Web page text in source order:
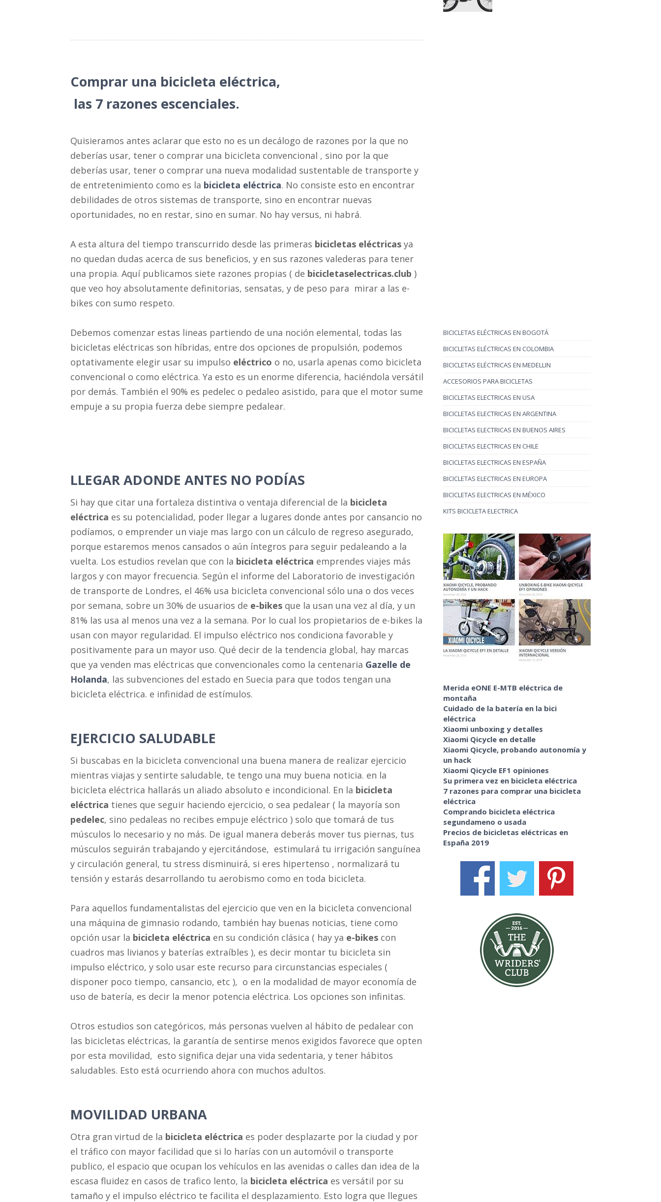
Comprar una bicicleta eléctrica,
las 7 razones escenciales.
Quisieramos antes aclarar que esto no es un decálogo de razones por la que no
deberías usar, tener o comprar una bicicleta convencional , sino por la que
deberías usar, tener o comprar una nueva modalidad sustentable de transporte y
de entretenimiento como es la bicicleta eléctrica. No consiste esto en encontrar
debilidades de otros sistemas de transporte, sino en encontrar nuevas
oportunidades, no en restar, sino en sumar. No hay versus, ni habrá.
A esta altura del tiempo transcurrido desde las primeras bicicletas eléctricas ya
no quedan dudas acerca de sus beneficios, y en sus razones valederas para tener
una propia. Aquí publicamos siete razones propias ( de bicicletaselectricas.club )
que veo hoy absolutamente definitorias, sensatas, y de peso para mirar a las e-
bikes con sumo respeto.
Debemos comenzar estas lineas partiendo de una noción elemental, todas las
bicicletas eléctricas son híbridas, entre dos opciones de propulsión, podemos
optativamente elegir usar su impulso eléctrico o no, usarla apenas como bicicleta
convencional o como eléctrica. Ya esto es un enorme diferencia, haciéndola versátil
por demás. También el 90% es pedelec o pedaleo asistido, para que el motor sume
empuje a su propia fuerza debe siempre pedalear.
LLEGAR ADONDE ANTES NO PODÍAS
Si hay que citar una fortaleza distintiva o ventaja diferencial de la bicicleta
eléctrica es su potencialidad, poder llegar a lugares donde antes por cansancio no
podíamos, o emprender un viaje mas largo con un cálculo de regreso asegurado,
porque estaremos menos cansados o aún íntegros para seguir pedaleando a la
vuelta. Los estudios revelan que con la bicicleta eléctrica emprendes viajes más
largos y con mayor frecuencia. Según el informe del Laboratorio de investigación
de transporte de Londres, el 46% usa bicicleta convencional sólo una o dos veces
por semana, sobre un 30% de usuarios de e-bikes que la usan una vez al día, y un
81% las usa al menos una vez a la semana. Por lo cual los propietarios de e-bikes la
usan con mayor regularidad. El impulso eléctrico nos condiciona favorable y
positivamente para un mayor uso. Qué decir de la tendencia global, hay marcas
que ya venden mas eléctricas que convencionales como la centenaria Gazelle de
Holanda, las subvenciones del estado en Suecia para que todos tengan una
bicicleta eléctrica. e infinidad de estímulos.
EJERCICIO SALUDABLE
Si buscabas en la bicicleta convencional una buena manera de realizar ejercicio
mientras viajas y sentirte saludable, te tengo una muy buena noticia. en la
bicicleta eléctrica hallarás un aliado absoluto e incondicional. En la bicicleta
eléctrica tienes que seguir haciendo ejercicio, o sea pedalear ( la mayoría son
pedelec, sino pedaleas no recibes empuje eléctrico ) solo que tomará de tus
músculos lo necesario y no más. De igual manera deberás mover tus piernas, tus
músculos seguirán trabajando y ejercitándose, estimulará tu irrigación sanguínea
y circulación general, tu stress disminuirá, si eres hipertenso , normalizará tu
tensión y estarás desarrollando tu aerobismo como en toda bicicleta.
Para aquellos fundamentalistas del ejercicio que ven en la bicicleta convencional
una máquina de gimnasio rodando, también hay buenas noticias, tiene como
opción usar la bicicleta eléctrica en su condición clásica ( hay ya e-bikes con
cuadros mas livianos y baterías extraíbles ), es decir montar tu bicicleta sin
impulso eléctrico, y solo usar este recurso para circunstancias especiales (
disponer poco tiempo, cansancio, etc ), o en la modalidad de mayor economía de
uso de batería, es decir la menor potencia eléctrica. Los opciones son infinitas.
Otros estudios son categóricos, más personas vuelven al hábito de pedalear con
las bicicletas eléctricas, la garantía de sentirse menos exigidos favorece que opten
por esta movilidad, esto significa dejar una vida sedentaria, y tener hábitos
saludables. Esto está ocurriendo ahora con muchos adultos.
MOVILIDAD URBANA
Otra gran virtud de la bicicleta eléctrica es poder desplazarte por la ciudad y por
el tráfico con mayor facilidad que si lo harías con un automóvil o transporte
publico, el espacio que ocupan los vehículos en las avenidas o calles dan idea de la
escasa fluidez en casos de trafico lento, la bicicleta eléctrica es versátil por su
tamaño y el impulso eléctrico te facilita el desplazamiento. Esto logra que llegues
BICICLETAS ELÉCTRICAS EN BOGOTÁ
BICICLETAS ELÉCTRICAS EN COLOMBIA
BICICLETAS ELÉCTRICAS EN MEDELLIN
ACCESORIOS PARA BICICLETAS
BICICLETAS ELECTRICAS EN USA
BICICLETAS ELECTRICAS EN ARGENTINA
BICICLETAS ELECTRICAS EN BUENOS AIRES
BICICLETAS ELECTRICAS EN CHILE
BICICLETAS ELECTRICAS EN ESPAÑA
BICICLETAS ELECTRICAS EN EUROPA
BICICLETAS ELECTRICAS EN MÉXICO
KITS BICICLETA ELECTRICA
Merida eONE E-MTB eléctrica de
montaña
Cuidado de la batería en la bici
eléctrica
Xiaomi unboxing y detalles
Xiaomi Qicycle en detalle
Xiaomi Qicycle, probando autonomía y
un hack
Xiaomi Qicycle EF1 opiniones
Su primera vez en bicicleta eléctrica
7 razones para comprar una bicicleta
eléctrica
Comprando bicicleta eléctrica
segundameno o usada
Precios de bicicletas eléctricas en
España 2019